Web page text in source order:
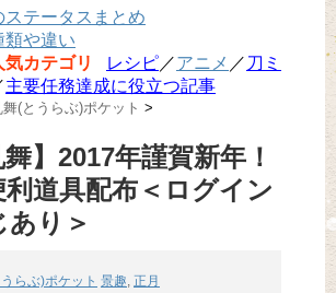
テータスまとめ
類や違い
カテゴリ
レシピ／アニメ ／ 刀ミ
主要任務達成に役立つ記事
(とうらぶ)ポケット >
舞】2017年謹賀新年！
道具配布＜ログイン
り＞
らぶ)ポケット 景趣, 正月